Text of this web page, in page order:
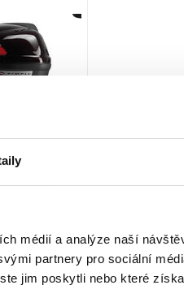
médií a analýze naší
partnery pro sociální
jim poskytli nebo které
MONOLOCK
125-250-400